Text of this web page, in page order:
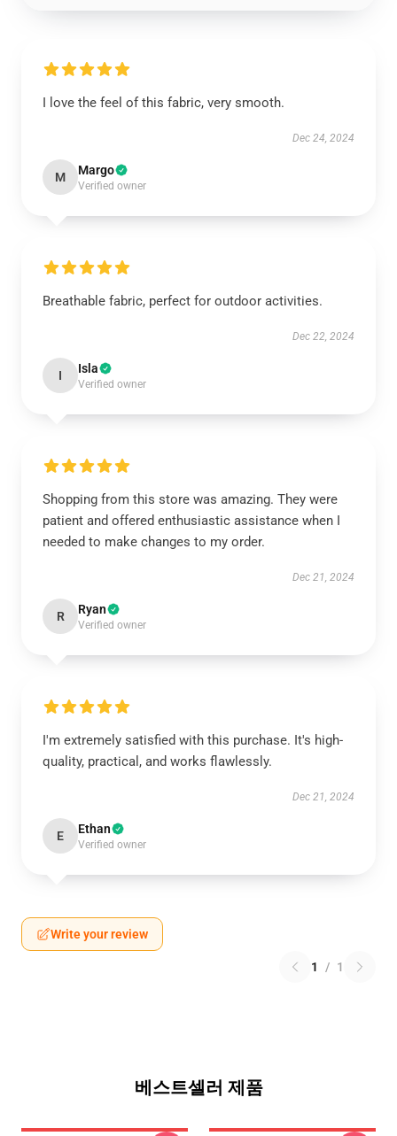
I love the feel of this fabric, very smooth.
Dec 24, 2024
M Margo
Verified owner
Breathable fabric, perfect for outdoor activities.
Dec 22, 2024
I Isla
Verified owner
Shopping from this store was amazing. They were
patient and offered enthusiastic assistance when I
needed to make changes to my order.
Dec 21, 2024
R Ryan
Verified owner
I'm extremely satisfied with this purchase. It's high-
quality, practical, and works flawlessly.
Dec 21, 2024
E Ethan
Verified owner
Write your review
1 / 1
베스트셀러 제품